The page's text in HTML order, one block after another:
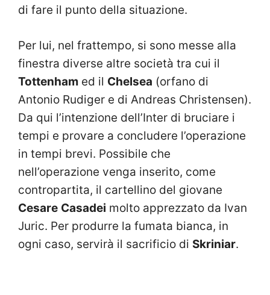
di fare il punto della situazione.
Per lui, nel frattempo, si sono messe alla
finestra diverse altre società tra cui il
Tottenham ed il Chelsea (orfano di
Antonio Rudiger e di Andreas Christensen).
Da qui l’intenzione dell’Inter di bruciare i
tempi e provare a concludere l’operazione
in tempi brevi. Possibile che
nell’operazione venga inserito, come
contropartita, il cartellino del giovane
Cesare Casadei molto apprezzato da Ivan
Juric. Per produrre la fumata bianca, in
ogni caso, servirà il sacrificio di Skriniar.